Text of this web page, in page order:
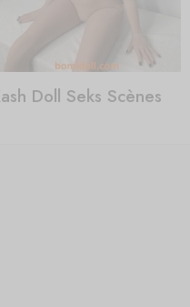
Doll Seks Scènes